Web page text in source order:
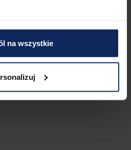
na wszystkie
leicht in die Stadt und aus der
können alle Verkehrsmittel
Plan finden.